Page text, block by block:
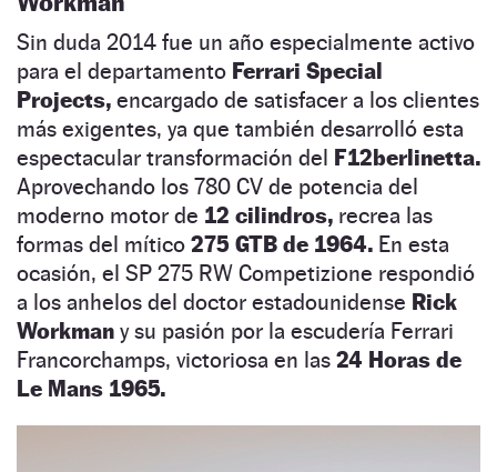
Sin duda 2014 fue un año especialmente activo
para el departamento Ferrari Special
Projects, encargado de satisfacer a los clientes
más exigentes, ya que también desarrolló esta
espectacular transformación del F12berlinetta.
Aprovechando los 780 CV de potencia del
moderno motor de 12 cilindros, recrea las
formas del mítico 275 GTB de 1964. En esta
ocasión, el SP 275 RW Competizione respondió
a los anhelos del doctor estadounidense Rick
Workman y su pasión por la escudería Ferrari
Francorchamps, victoriosa en las 24 Horas de
Le Mans 1965.